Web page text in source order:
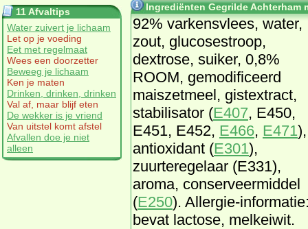
11 Afvaltips
Water zuivert je lichaam
Let op je voeding
Eet met regelmaat
Wees een doorzetter
Beweeg je lichaam
Ken je maten
Drinken, drinken, drinken
Val af, maar blijf eten
De wekker is je vriend
Van uitstel komt afstel
Afvallen doe je niet
alleen
Ingrediënten Gegrilde Achterham
92% varkensvlees, water,
zout, glucosestroop,
dextrose, suiker, 0,8%
ROOM, gemodificeerd
maiszetmeel, gistextract,
stabilisator (E407, E450,
E451, E452, E466, E471),
antioxidant (E301),
zuurteregelaar (E331),
aroma, conserveermiddel
(E250). Allergie-
bevat lactose, melkeiwit.